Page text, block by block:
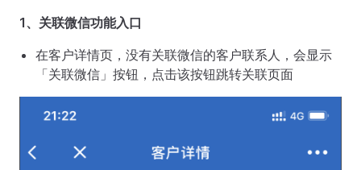
1、关联微信功能入口
在客户详情页，没有关联微信的客户联系人，会显示
「关联微信」按钮，点击该按钮跳转关联页面